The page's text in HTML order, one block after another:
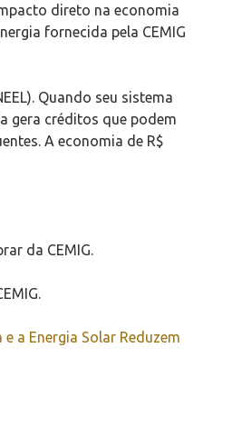
direto na economia
fornecida pela CEMIG
Quando seu sistema
gera créditos que podem
A economia de R$
da CEMIG.
a Energia Solar Reduzem